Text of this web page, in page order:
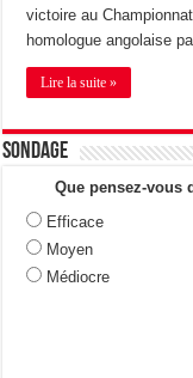
victoire au
homologue angolaise
Lire la suite »
Sondage
Que pensez-vous
Efficace
Moyen
Médiocre